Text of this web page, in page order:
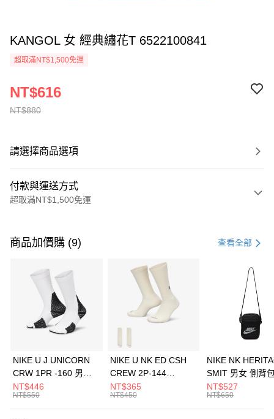
KANGOL 女 經典繡花T 6522100841
超取滿NT$1,500免運
NT$880
NT$616
請選擇商品選項
付款與運送方式
超取滿NT$1,500免運
信用卡一次付款
3 期 0 利率 每期 21家銀行
合作金庫商業銀行
第一商業銀行
華南商業銀行
彰化商業銀行
上海商業儲蓄銀行
元大商業銀行
Apple Pay
全盈+PAY
AFTEE先享後付
商品加價購 (9) 查看全部
NIKE U J UNICORN
CRW 1PR -160 男女
中統襪 FZ3393100
NT$446
NT$550
NIKE U NK ED CSH
CREW 2P-144
EMBRDY 男女 短統襪
FZ3073133
NT$365
NT$450
NIKE NK
SMIT 男女 側背
BA5871010
NT$527
NT$650